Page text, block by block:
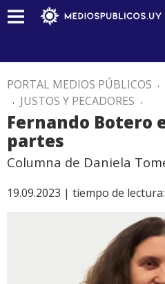
PORTAL MEDIOS PÚBLICOS .
. JUSTOS Y PECADORES .
Fernando Botero
partes
Columna de Daniela
19.09.2023 | tiempo de lectura: